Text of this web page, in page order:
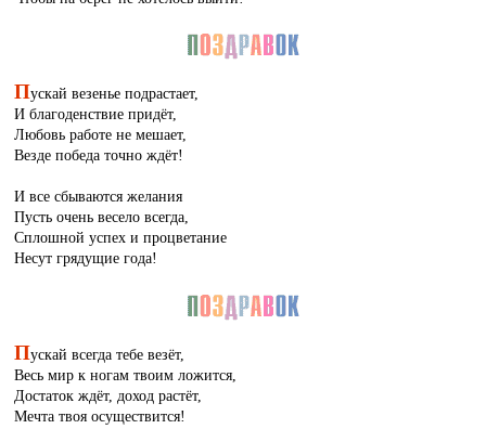
Пускай везенье подрастает,
И благоденствие придёт,
Любовь работе не мешает,
Везде победа точно ждёт!
И все сбываются желания
Пусть очень весело всегда,
Сплошной успех и процветание
Несут грядущие года!
Пускай всегда тебе везёт,
Весь мир к ногам твоим ложится,
Достаток ждёт, доход растёт,
Мечта твоя осуществится!